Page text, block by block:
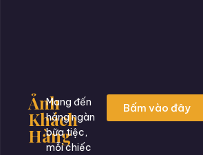
Ảnh
Khách
Hàng
Mang đến
hàng ngàn
bữa tiệc,
mỗi chiếc
Bấm vào đây